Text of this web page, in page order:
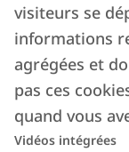
visiteurs se
informations
agrégées et
pas ces
quand vous
Vidéos intégrées